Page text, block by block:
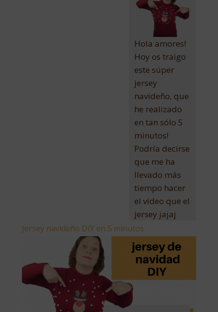
Hola amores!
Hoy os traigo
este súper
jersey
navideño, que
he realizado
en tan sólo 5
minutos!
Podría decirse
que me ha
llevado más
tiempo hacer
el vídeo que el
jersey jajaj
Jersey navideño DIY en 5 minutos